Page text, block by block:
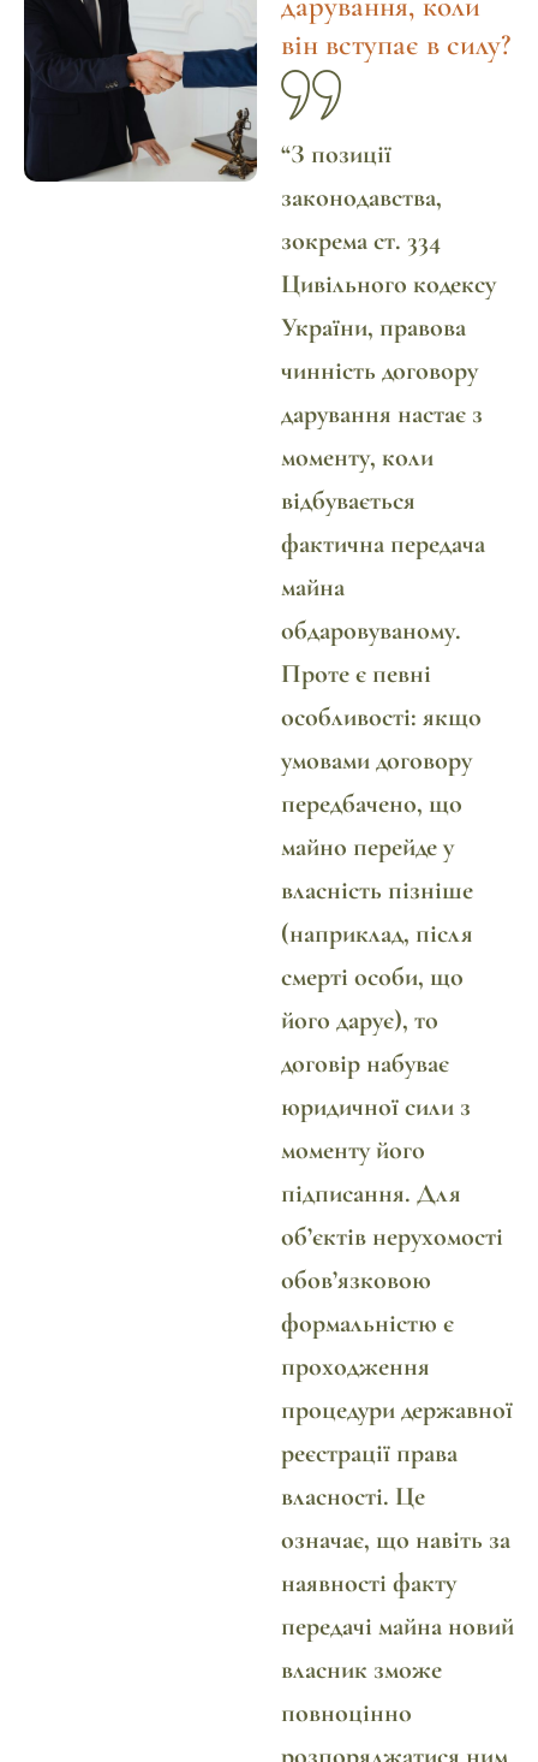
він вступає в силу?
“З позиції
законодавства,
зокрема ст. 334
Цивільного кодексу
України, правова
чинність договору
дарування настає з
моменту, коли
відбувається
фактична передача
майна
обдаровуваному.
Проте є певні
особливості: якщо
умовами договору
передбачено, що
майно перейде у
власність пізніше
(наприклад, після
смерті особи, що
його дарує), то
договір набуває
юридичної сили з
моменту його
підписання. Для
об’єктів нерухомості
обов’язковою
формальністю є
проходження
процедуридержавної
реєстрації права
власності. Це
означає, що навіть за
наявності факту
передачі майна новий
власник зможе
повноцінно